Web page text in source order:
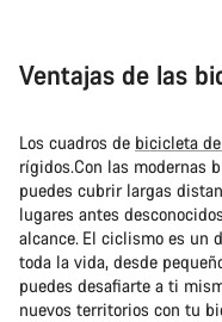
Ventajas de las
Los cuadros de bicicleta
rígidos.Con las modernas
puedes cubrir largas
lugares antes
alcance. El ciclismo es un
toda la vida, desde
puedes desafiarte a ti
nuevos territorios con tu